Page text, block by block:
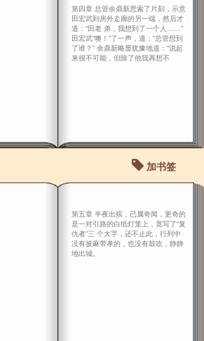
第四章 总管余鼎新思索了片刻，示意
田宏武到房外走廊的另一端，然后才
道：“田老 弟，我想到了一个人……”
田宏武“噢！”了一声，道：“总管想到
了谁？” 余鼎新略显犹豫地道：“说起
来很不可能，但除了他我再想不
加书签
第五章 半夜出殡，已属奇闻，更奇的
是一对引路的白纸灯笼上，竟写了“复
仇者”三 个大字，还不止此，行列中
没有披麻带孝的，也没有鼓吹，静静
地出城。